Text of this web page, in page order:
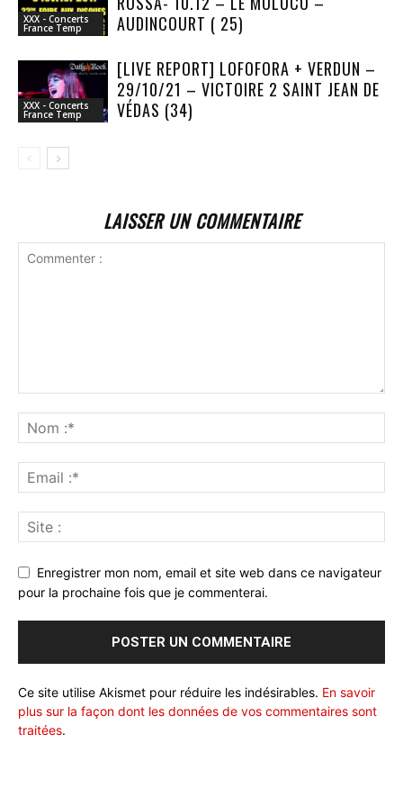
XXX - Concerts
France Temp
AUDINCOURT ( 25)
XXX - Concerts
France Temp
[LIVE REPORT] LOFOFORA + VERDUN –
29/10/21 – VICTOIRE 2 SAINT JEAN DE
VÉDAS (34)
LAISSER UN COMMENTAIRE
Enregistrer mon nom, email et site web dans ce navigateur
pour la prochaine fois que je commenterai.
Ce site utilise Akismet pour réduire les indésirables. En savoir
plus sur la façon dont les données de vos commentaires sont
traitées.